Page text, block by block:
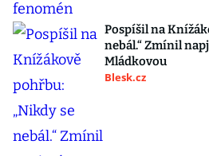
Pospíšil na
nebál.“ Zmínil
Mládkovou
Blesk.cz